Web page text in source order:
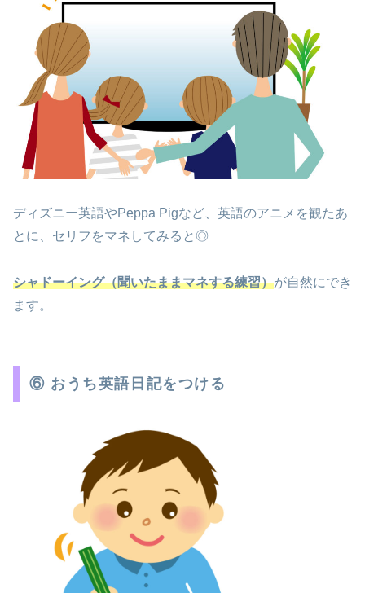
ディズニー英語やPeppa Pigなど、英語のアニメを観たあ
とに、セリフをマネしてみると◎
シャドーイング（聞いたままマネする練習）が自然にでき
ます。
⑥ おうち英語日記をつける